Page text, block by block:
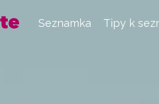
Seznamka Tipy k